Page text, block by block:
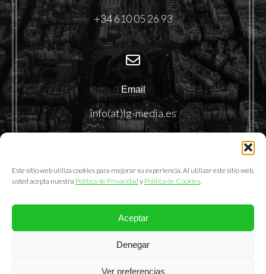
Este sitio web utiliza cookies para mejorar su experiencia. Al utilizar este sitio web,
usted acepta nuestra Política de Privacidad y Política de Cookies.
Aceptar
Denegar
Ver preferencias
+34 610 05 26 93
Email
info(at)lg-media.es
@2025. LemonGrass Communications S.L.